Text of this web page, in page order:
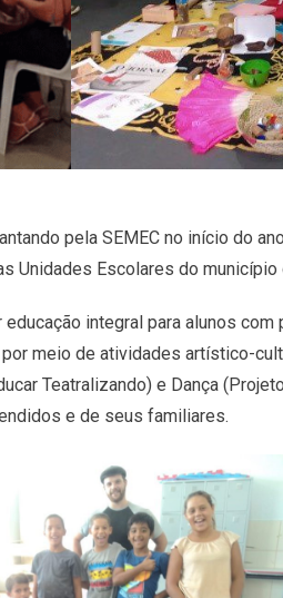
pela SEMEC no início do
Unidades Escolares do
integral para alunos
meio de atividades artístico-
Teatralizando) e Dança
e de seus familiares.